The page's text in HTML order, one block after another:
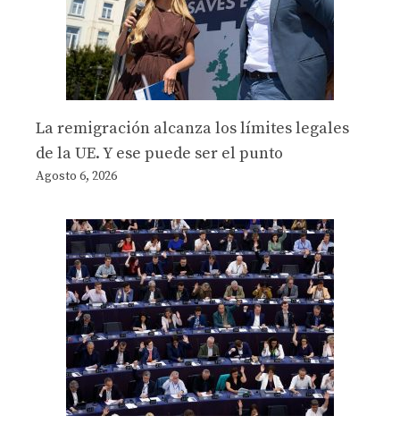
La remigración alcanza los límites legales
de la UE. Y ese puede ser el punto
Agosto 6, 2026